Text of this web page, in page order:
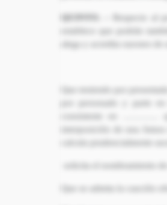
QUINTO. –
Respecto al
establece que podrán
alega y acredita razones de
Que teniendo por
por personado y parte
consistente en …………
interposición de una
calcula prudencialmente
solicita el nombramiento
Que se admita la caución